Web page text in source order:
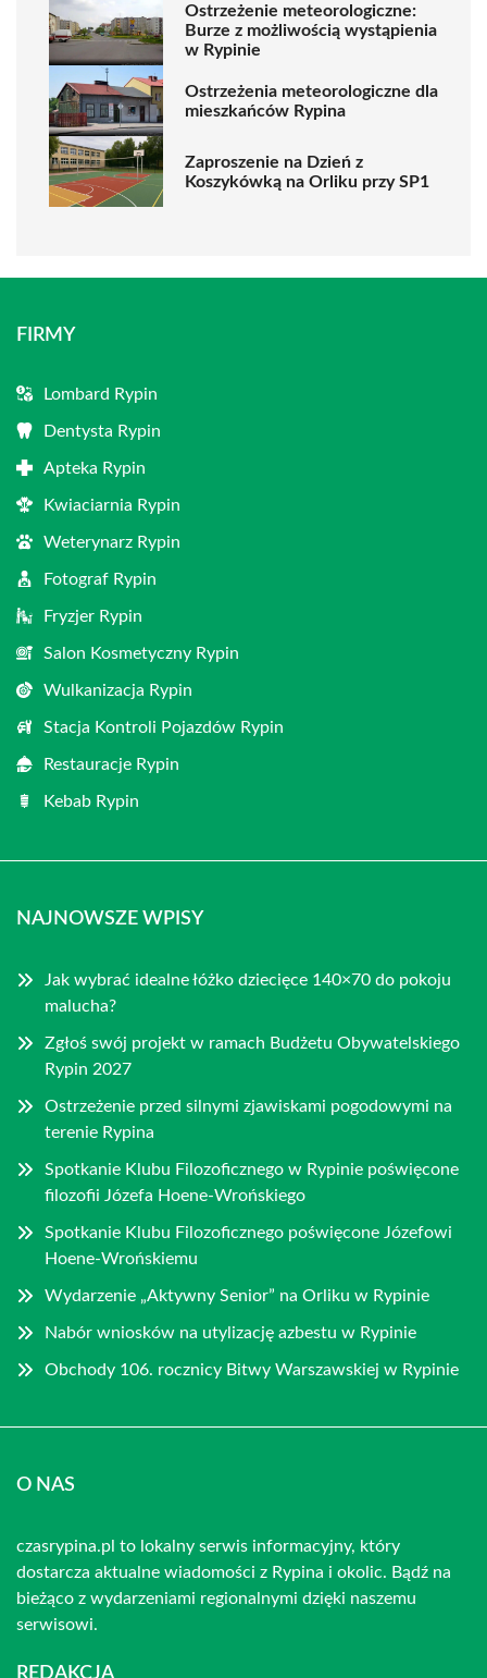
Ostrzeżenie meteorologiczne:
Burze z możliwością wystąpienia
w Rypinie
Ostrzeżenia meteorologiczne dla
mieszkańców Rypina
Zaproszenie na Dzień z
Koszykówką na Orliku przy SP1
FIRMY
Lombard Rypin
Dentysta Rypin
Apteka Rypin
Kwiaciarnia Rypin
Weterynarz Rypin
Fotograf Rypin
Fryzjer Rypin
Salon Kosmetyczny Rypin
Wulkanizacja Rypin
Stacja Kontroli Pojazdów Rypin
Restauracje Rypin
Kebab Rypin
NAJNOWSZE WPISY
Jak wybrać idealne łóżko dziecięce 140×70 do pokoju
malucha?
Zgłoś swój projekt w ramach Budżetu Obywatelskiego
Rypin 2027
Ostrzeżenie przed silnymi zjawiskami pogodowymi na
terenie Rypina
Spotkanie Klubu Filozoficznego w Rypinie poświęcone
filozofii Józefa Hoene-Wrońskiego
Spotkanie Klubu Filozoficznego poświęcone Józefowi
Hoene-Wrońskiemu
Wydarzenie „Aktywny Senior” na Orliku w Rypinie
Nabór wniosków na utylizację azbestu w Rypinie
Obchody 106. rocznicy Bitwy Warszawskiej w Rypinie
O NAS
czasrypina.pl to lokalny serwis informacyjny, który
dostarcza aktualne wiadomości z Rypina i okolic. Bądź na
bieżąco z wydarzeniami regionalnymi dzięki naszemu
serwisowi.
REDAKCJA